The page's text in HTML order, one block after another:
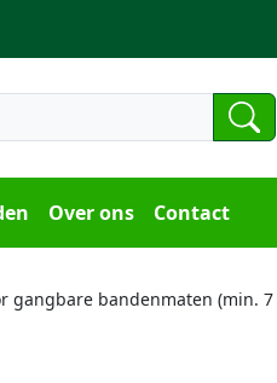
Over ons Contact
gangbare bandenmaten (min.